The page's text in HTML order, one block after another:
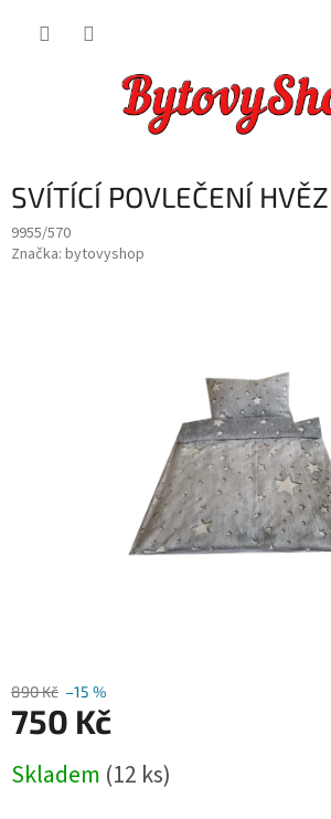
SVÍTÍCÍ POVLEČENÍ
9955/570
Značka: bytovyshop
890 Kč –15 %
750 Kč
cena:
Skladem (12 ks)